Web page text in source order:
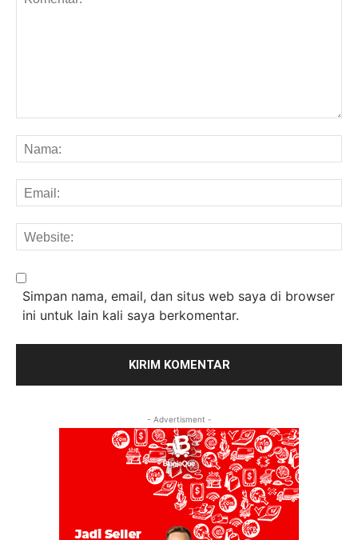
Simpan nama, email, dan situs web saya di browser
ini untuk lain kali saya berkomentar.
- Advertisment -